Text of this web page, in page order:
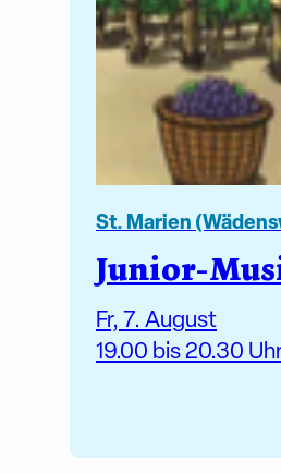
St. Marien
Junior-
Fr, 7. August
19.00 bis 20.30